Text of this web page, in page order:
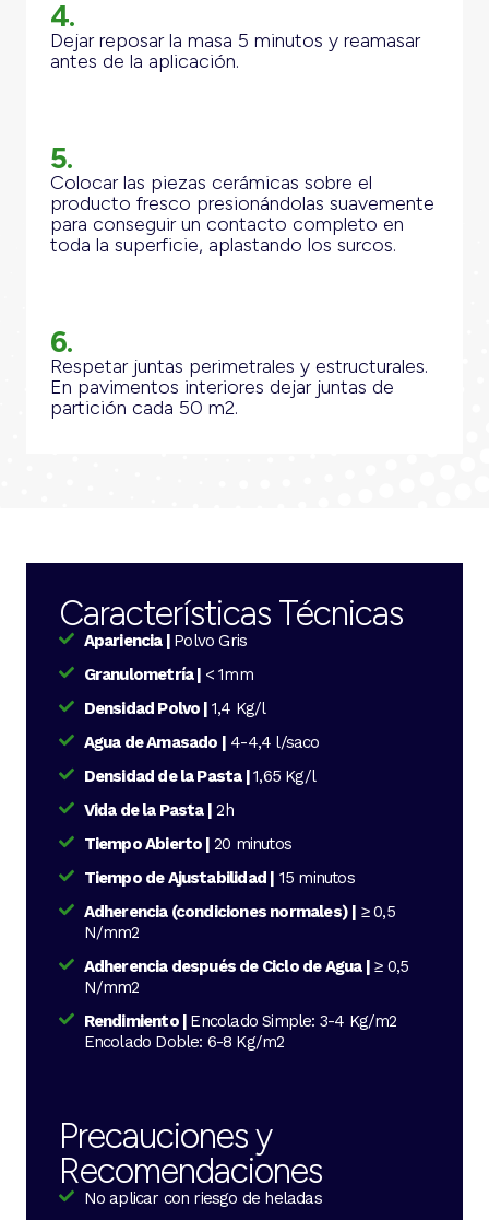
4.
Dejar reposar la masa 5 minutos y reamasar
antes de la aplicación.
5.
Colocar las piezas cerámicas sobre el
producto fresco presionándolas suavemente
para conseguir un contacto completo en
toda la superficie, aplastando los surcos.
6.
Respetar juntas perimetrales y estructurales.
En pavimentos interiores dejar juntas de
partición cada 50 m2.
Características Técnicas
Apariencia | Polvo Gris
Granulometría | < 1mm
Densidad Polvo | 1,4 Kg/l
Agua de Amasado |4-4,4 l/saco
Densidad de la Pasta |1,65 Kg/l
Vida de la Pasta | 2h
Tiempo Abierto | 20 minutos
Tiempo de Ajustabilidad | 15 minutos
Adherencia (condiciones normales) | ≥ 0,5
N/mm2
Adherencia después de Ciclo de Agua |≥ 0,5
N/mm2
Rendimiento | Encolado Simple: 3-4 Kg/m2
Encolado Doble: 6-8 Kg/m2
Precauciones y
Recomendaciones
No aplicar con riesgo de heladas